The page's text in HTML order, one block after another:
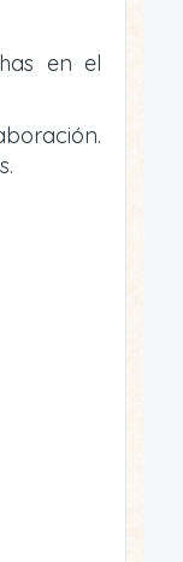
en el